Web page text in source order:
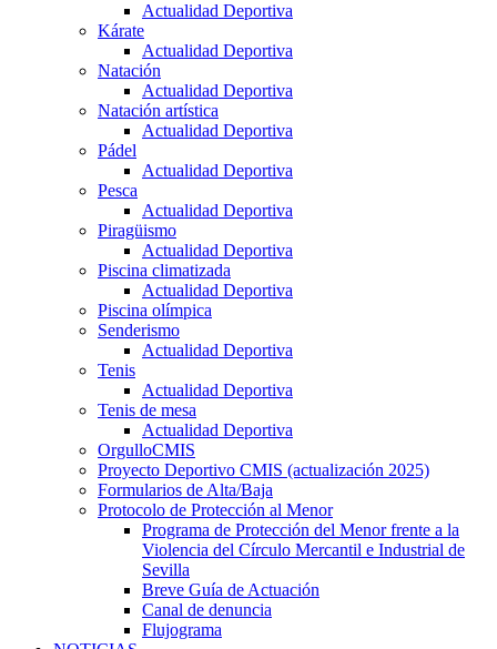
Actualidad Deportiva
Kárate
Actualidad Deportiva
Natación
Actualidad Deportiva
Natación artística
Actualidad Deportiva
Pádel
Actualidad Deportiva
Pesca
Actualidad Deportiva
Piragüismo
Actualidad Deportiva
Piscina climatizada
Actualidad Deportiva
Piscina olímpica
Senderismo
Actualidad Deportiva
Tenis
Actualidad Deportiva
Tenis de mesa
Actualidad Deportiva
OrgulloCMIS
Proyecto Deportivo CMIS (actualización 2025)
Formularios de Alta/Baja
Protocolo de Protección al Menor
Programa de Protección del Menor frente a la
Violencia del Círculo Mercantil e Industrial de
Sevilla
Breve Guía de Actuación
Canal de denuncia
Flujograma